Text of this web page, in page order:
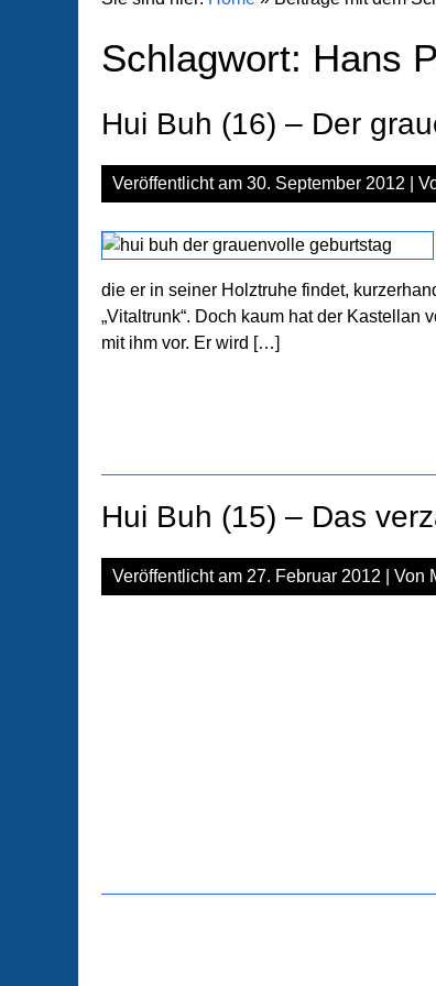
Schlagwort: Hans
Hui Buh (16) – Der
Veröffentlicht am 30. September 2012 |
die er in seiner Holztruhe findet,
„Vitaltrunk“. Doch kaum hat der Kastellan
mit ihm vor. Er wird […]
Hui Buh (15) – Das
Veröffentlicht am 27. Februar 2012 | Von